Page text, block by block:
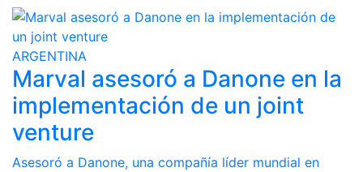
ARGENTINA
Marval asesoró a Danone en la
implementación de un joint
venture
Asesoró a Danone, una compañía líder mundial en